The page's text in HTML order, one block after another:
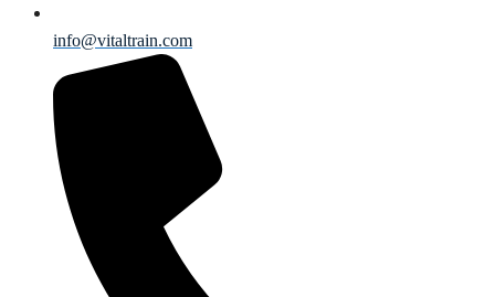
info@vitaltrain.com